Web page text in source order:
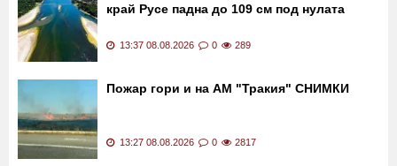
край Русе падна до 109 см под нулата
13:37 08.08.2026 0 289
Пожар гори и на АМ "Тракия" СНИМКИ
13:27 08.08.2026 0 2817